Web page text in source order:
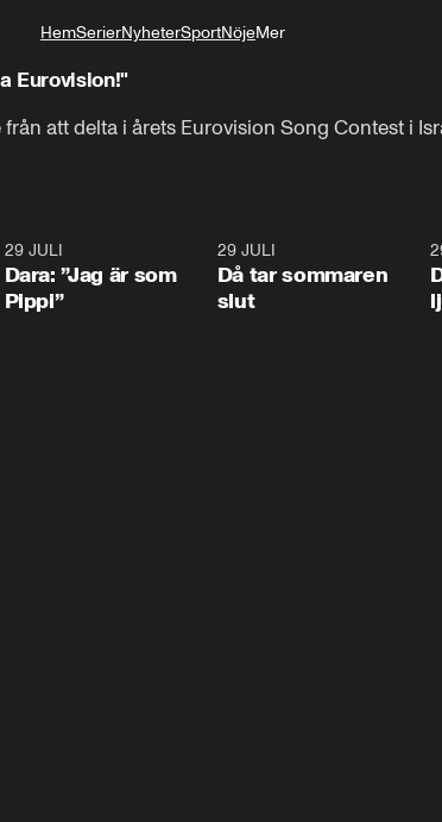
HemSerierNyheterSportNöjeMer
Eurovision!"
att delta i årets Eurovision Song Contest i
29 JULI
Dara: ”Jag är som
Pippi”
29 JULI
Då tar sommaren
slut